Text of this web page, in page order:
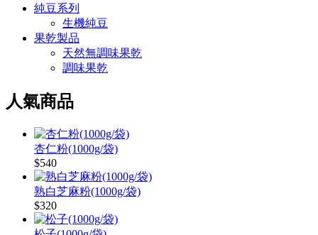
純豆系列
生機純豆
果乾製品
天然無調味果乾
調味果乾
人氣商品
杏仁粉(1000g/袋)
$540
熟白芝麻粉(1000g/袋)
$320